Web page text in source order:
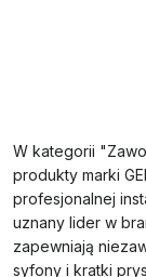
W kategorii
produkty marki
profesjonalnej
uznany lider w
zapewniają
syfony i kratki